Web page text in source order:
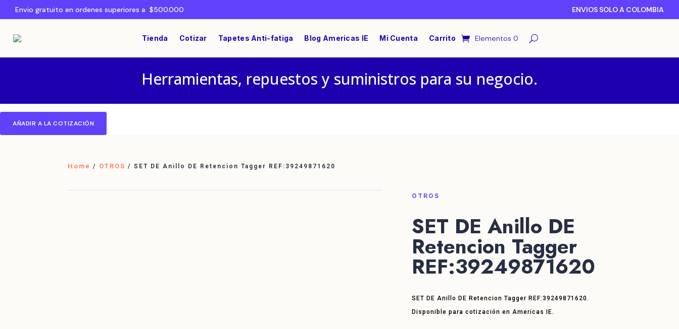
Envio gratuito en ordenes superiores a $500.000 ENVIOS SOLO A COLOMBIA
Tienda Cotizar Tapetes Anti-fatiga Blog Americas IE Mi Cuenta Carrito Elementos 0
Herramientas, repuestos y suministros para su negocio.
AÑADIR A LA COTIZACIÓN
Home / OTROS / SET DE Anillo DE Retencion Tagger REF:39249871620
OTROS
SET DE Anillo DE
Retencion Tagger
REF:39249871620
SET DE Anillo DE Retencion Tagger REF:39249871620.
Disponible para cotización en Americas IE.